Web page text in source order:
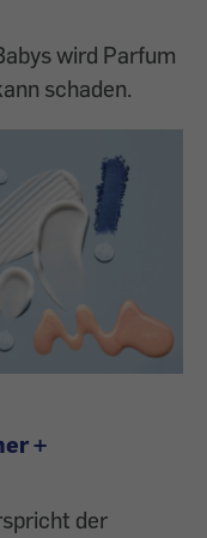
wird Parfum
schaden.
+
der